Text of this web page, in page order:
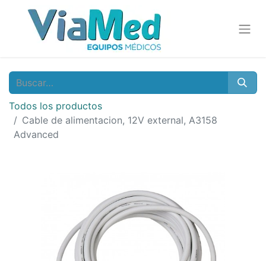
Todos los productos
Cable de alimentacion, 12V external, A3158
Advanced